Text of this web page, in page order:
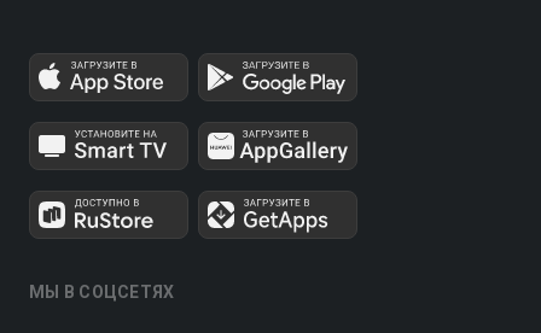
МЫ В СОЦСЕТЯХ